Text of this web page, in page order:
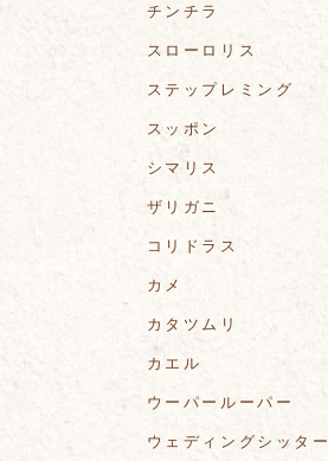
チンチラ
スローロリス
ステップレミング
スッポン
シマリス
ザリガニ
コリドラス
カメ
カタツムリ
カエル
ウーパールーパー
ウェディングシッター